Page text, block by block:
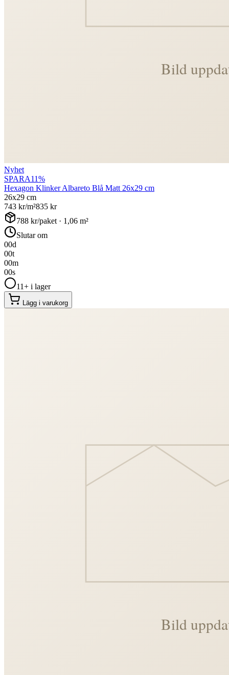
Nyhet
SPARA11%
Hexagon Klinker Albareto Blå Matt 26x29 cm
26x29 cm
743 kr/m²835 kr
788 kr/paket · 1,06 m²
Slutar om
00d
00t
00m
00s
11+ i lager
Lägg i varukorg